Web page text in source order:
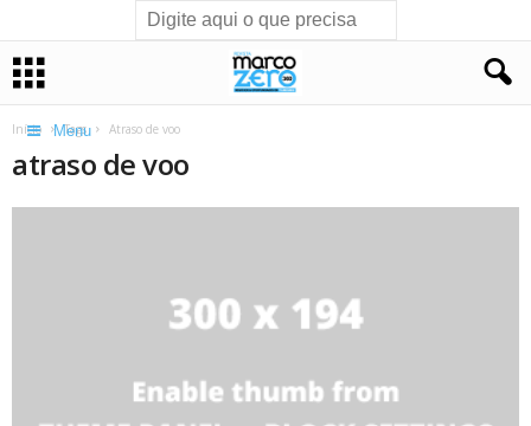
Menu
Início Tags Atraso de voo
atraso de voo